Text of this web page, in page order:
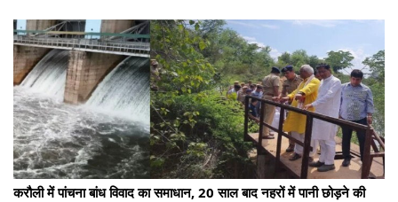
करौली में पांचना बांध विवाद का समाधान, 20 साल बाद नहरों में पानी छोड़ने की